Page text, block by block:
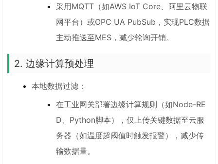
采用MQTT（如AWS IoT Core、阿里云物联
网平台）或OPC UA PubSub，实现PLC数据
主动推送至MES，减少轮询开销。
2. 边缘计算预处理
本地数据过滤：
在工业网关部署边缘计算规则（如Node-RE
D、Python脚本），仅上传关键数据至云服
务器（如温度超阈值时触发报警），减少传
输数据量。